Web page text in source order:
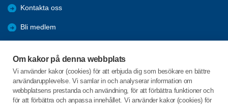
Om kakor på denna webbplats
Vi använder kakor (cookies) för att erbjuda dig som besökare en bättre
användarupplevelse. Vi samlar in och analyserar information om
webbplatsens prestanda och användning, för att förbättra funktioner och
för att förbättra och anpassa innehållet. Vi använder kakor (cookies) för
Kontakta oss
Bli medlem
Externa länkar
SPF-appen